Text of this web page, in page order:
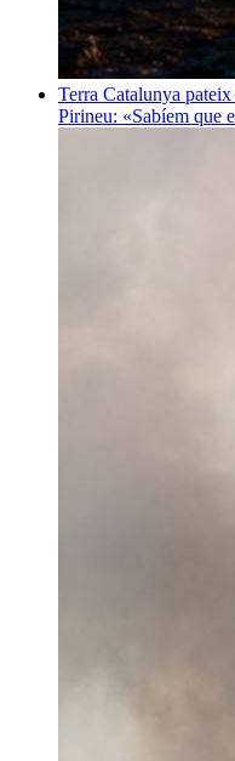
Terra Catalunya
Pirineu: «Sabíem que